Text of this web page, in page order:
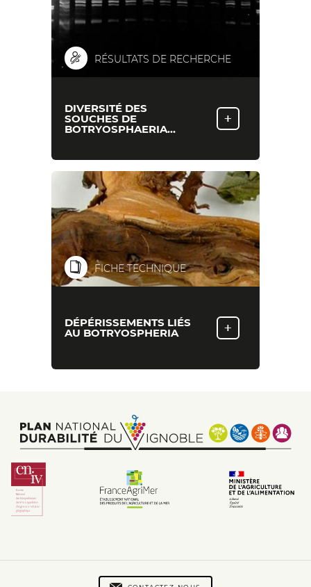
RÉSULTATS DE RECHERCHE
DIVERSITÉ DES
SOUCHES DE
BOTRYOSPHAERIA…
+
FICHE TECHNIQUE
DÉPÉRISSEMENTS LIÉS
AU BOTRYOSPHERIA +